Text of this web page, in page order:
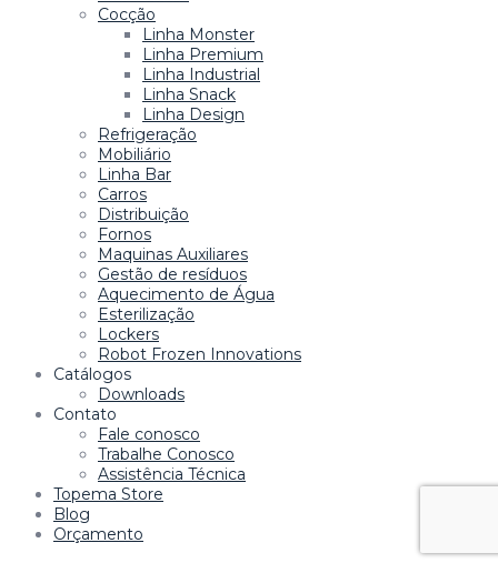
Cocção
Linha Monster
Linha Premium
Linha Industrial
Linha Snack
Linha Design
Refrigeração
Mobiliário
Linha Bar
Carros
Distribuição
Fornos
Maquinas Auxiliares
Gestão de resíduos
Aquecimento de Água
Esterilização
Lockers
Robot Frozen Innovations
Catálogos
Downloads
Contato
Fale conosco
Trabalhe Conosco
Assistência Técnica
Topema Store
Blog
Orçamento